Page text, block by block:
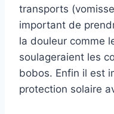
transports
important de
la douleur comme
soulageraient les
bobos. Enfin il est
protection solaire